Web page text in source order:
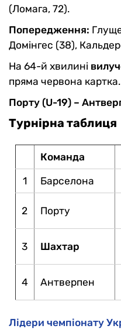
(Ломага, 72).
Попередження:
Домінгес (38),
На 64-й хвилині
пряма червона картка.
Порту (U-19) –
Турнірна таблиця
Команда
1 Барселона
2 Порту
3 Шахтар
4 Антверпен
Лідери чемпіонату